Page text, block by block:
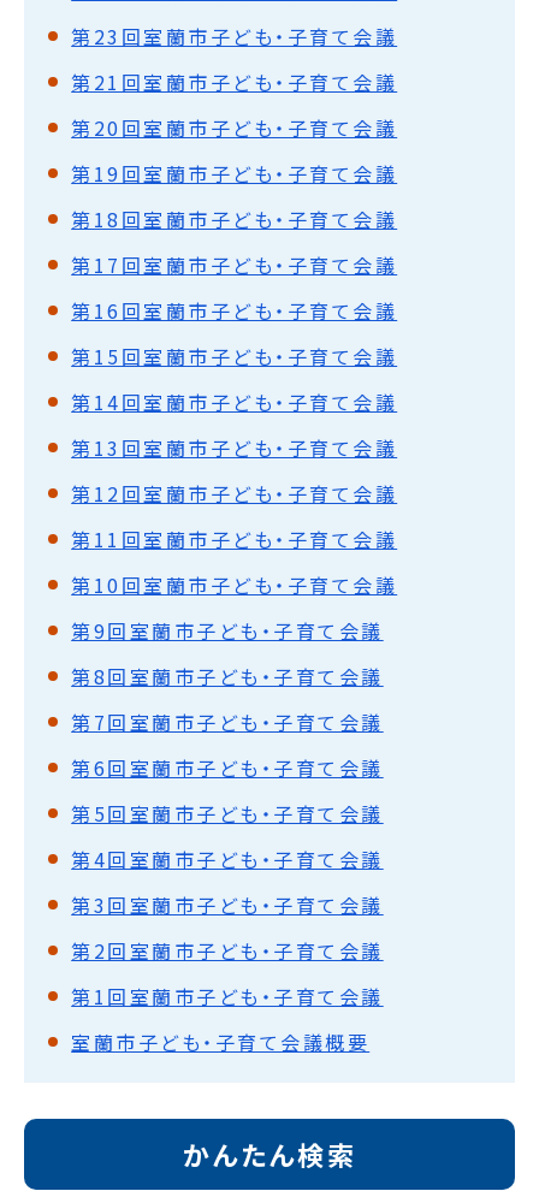
第23回室蘭市子ども・子育て会議
第21回室蘭市子ども・子育て会議
第20回室蘭市子ども・子育て会議
第19回室蘭市子ども・子育て会議
第18回室蘭市子ども・子育て会議
第17回室蘭市子ども・子育て会議
第16回室蘭市子ども・子育て会議
第15回室蘭市子ども・子育て会議
第14回室蘭市子ども・子育て会議
第13回室蘭市子ども・子育て会議
第12回室蘭市子ども・子育て会議
第11回室蘭市子ども・子育て会議
第10回室蘭市子ども・子育て会議
第9回室蘭市子ども・子育て会議
第8回室蘭市子ども・子育て会議
第7回室蘭市子ども・子育て会議
第6回室蘭市子ども・子育て会議
第5回室蘭市子ども・子育て会議
第4回室蘭市子ども・子育て会議
第3回室蘭市子ども・子育て会議
第2回室蘭市子ども・子育て会議
第1回室蘭市子ども・子育て会議
室蘭市子ども・子育て会議概要
かんたん検索